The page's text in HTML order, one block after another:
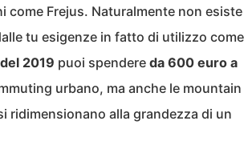
come Frejus. Naturalmente non esiste
tu esigenze in fatto di utilizzo come
2019 puoi spendere da 600 euro a
urbano, ma anche le mountain
ridimensionano alla grandezza di un